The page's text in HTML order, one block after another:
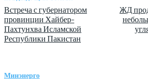
Встреча с губернатором
провинции Хайбер-
Пахтунхва Исламской
Республики Пакистан
ЖД
Минэнерго